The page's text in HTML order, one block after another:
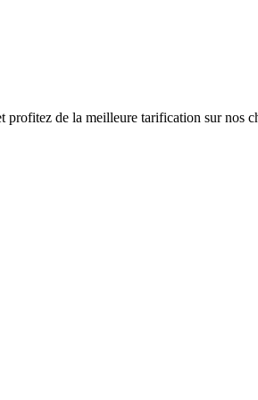
profitez de la meilleure tarification sur nos